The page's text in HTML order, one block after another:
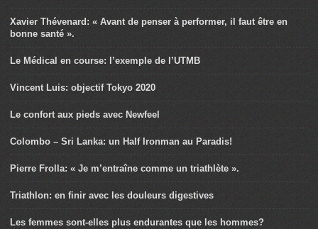
Xavier Thévenard: « Avant de penser à performer, il faut être en
bonne santé ».
Le Médical en course: l’exemple de l’UTMB
Vincent Luis: objectif Tokyo 2020
Le confort aux pieds avec Newfeel
Colombo – Sri Lanka: un Half Ironman au Paradis!
Pierre Frolla: « Je m’entraîne comme un triathlète ».
Triathlon: en finir avec les douleurs digestives
Les femmes sont-elles plus endurantes que les hommes?